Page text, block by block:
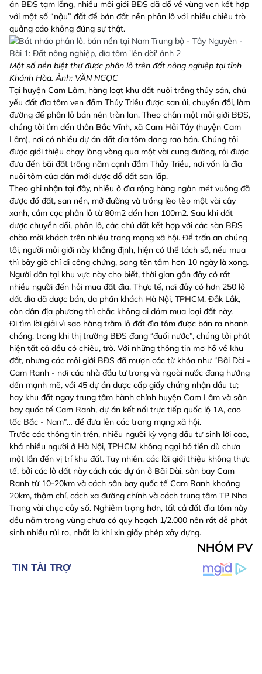
án BĐS tạm lắng, nhiều môi giới BĐS đã đổ về vùng ven kết hợp
với một số “nậu” đất để bán đất nền phân lô với nhiều chiêu trò
quảng cáo không đúng sự thật.
Một số nền biệt thự được phân lô trên đất nông nghiệp tại tỉnh
Khánh Hòa. Ảnh: VĂN NGỌC
Tại huyện Cam Lâm, hàng loạt khu đất nuôi trồng thủy sản, chủ
yếu đất đìa tôm ven đầm Thủy Triều được san ủi, chuyển đổi, làm
đường để phân lô bán nền tràn lan. Theo chân một môi giới BĐS,
chúng tôi tìm đến thôn Bắc Vĩnh, xã Cam Hải Tây (huyện Cam
Lâm), nơi có nhiều dự án đất đìa tôm đang rao bán. Chúng tôi
được giới thiệu chạy lòng vòng qua một vài cung đường, rồi được
đưa đến bãi đất trống nằm cạnh đầm Thủy Triều, nơi vốn là đìa
nuôi tôm của dân mới được đổ đất san lấp.
Theo ghi nhận tại đây, nhiều ô đìa rộng hàng ngàn mét vuông đã
được đổ đất, san nền, mở đường và trồng lèo tèo một vài cây
xanh, cắm cọc phân lô từ 80m2 đến hơn 100m2. Sau khi đất
được chuyển đổi, phân lô, các chủ đất kết hợp với các sàn BĐS
chào mời khách trên nhiều trang mạng xã hội. Để trấn an chúng
tôi, người môi giới này khẳng định, hiện có thể tách sổ, nếu mua
thì bây giờ chỉ đi công chứng, sang tên tầm hơn 10 ngày là xong.
Người dân tại khu vực này cho biết, thời gian gần đây có rất
nhiều người đến hỏi mua đất đìa. Thực tế, nơi đây có hơn 250 lô
đất đìa đã được bán, đa phần khách Hà Nội, TPHCM, Đắk Lắk,
còn dân địa phương thì chắc không ai dám mua loại đất này.
Đi tìm lời giải vì sao hàng trăm lô đất đìa tôm được bán ra nhanh
chóng, trong khi thị trường BĐS đang “đuối nước”, chúng tôi phát
hiện tất cả đều có chiêu, trò. Với những thông tin mơ hồ về khu
đất, nhưng các môi giới BĐS đã mượn các từ khóa như “Bãi Dài -
Cam Ranh - nơi các nhà đầu tư trong và ngoài nước đang hướng
đến mạnh mẽ, với 45 dự án được cấp giấy chứng nhận đầu tư;
hay khu đất ngay trung tâm hành chính huyện Cam Lâm và sân
bay quốc tế Cam Ranh, dự án kết nối trực tiếp quốc lộ 1A, cao
tốc Bắc - Nam”… để đưa lên các trang mạng xã hội.
Trước các thông tin trên, nhiều người kỳ vọng đầu tư sinh lời cao,
khá nhiều người ở Hà Nội, TPHCM không ngại bỏ tiền dù chưa
một lần đến vị trí khu đất. Tuy nhiên, các lời giới thiệu không thực
tế, bởi các lô đất này cách các dự án ở Bãi Dài, sân bay Cam
Ranh từ 10-20km và cách sân bay quốc tế Cam Ranh khoảng
20km, thậm chí, cách xa đường chính và cách trung tâm TP Nha
Trang vài chục cây số. Nghiêm trọng hơn, tất cả đất đìa tôm này
đều nằm trong vùng chưa có quy hoạch 1/2.000 nên rất dễ phát
sinh nhiều rủi ro, nhất là khi xin giấy phép xây dựng.
NHÓM PV